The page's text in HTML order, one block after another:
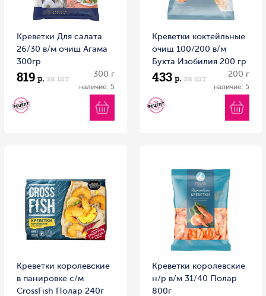
Креветки Для салата
26/30 в/м очищ Агама
300гр
819 р. за шт 300 г
наличие: 5
Креветки коктейльные
очищ 100/200 в/м
Бухта Изобилия 200 гр
433 р. за шт 200 г
наличие: 5
Креветки королевские
в панировке с/м
CrossFish Полар 240г
Креветки королевские
н/р в/м 31/40 Полар
800г